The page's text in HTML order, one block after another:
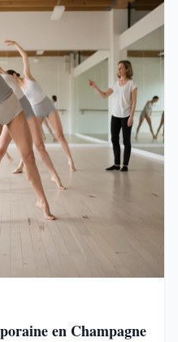
en Champagne